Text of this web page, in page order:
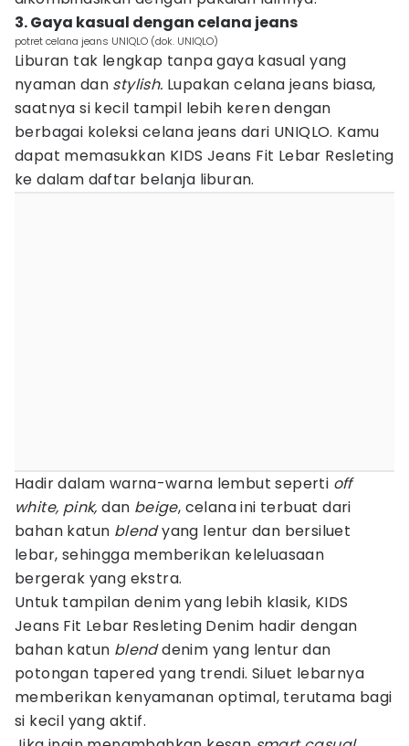
3. Gaya kasual dengan celana jeans
potret celana jeans UNIQLO (dok. UNIQLO)
Liburan tak lengkap tanpa gaya kasual yang
nyaman dan stylish. Lupakan celana jeans biasa,
saatnya si kecil tampil lebih keren dengan
berbagai koleksi celana jeans dari UNIQLO. Kamu
dapat memasukkan KIDS Jeans Fit Lebar Resleting
ke dalam daftar belanja liburan.
Hadir dalam warna-warna lembut seperti off
white, pink, dan beige, celana ini terbuat dari
bahan katun blendyang lentur dan bersiluet
lebar, sehingga memberikan keleluasaan
bergerak yang ekstra.
Untuk tampilan denim yang lebih klasik, KIDS
Jeans Fit Lebar Resleting Denim hadir dengan
bahan katun blenddenim yang lentur dan
potongan tapered yang trendi. Siluet lebarnya
memberikan kenyamanan optimal, terutama bagi
si kecil yang aktif.